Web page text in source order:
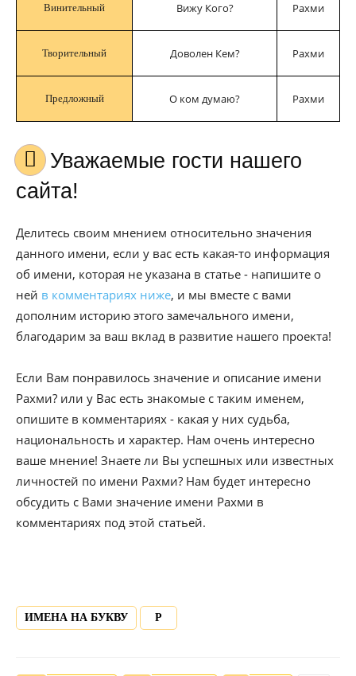
Винительный Вижу Кого? Рахми
Творительный Доволен Кем? Рахми
Предложный О ком думаю? Рахми
Уважаемые гости нашего
сайта!
Делитесь своим мнением относительно значения
данного имени, если у вас есть какая-то информация
об имени, которая не указана в статье - напишите о
ней в комментариях ниже, и мы вместе с вами
дополним историю этого замечального имени,
благодарим за ваш вклад в развитие нашего проекта!
Если Вам понравилось значение и описание имени
Рахми? или у Вас есть знакомые с таким именем,
опишите в комментариях - какая у них судьба,
национальность и характер. Нам очень интересно
ваше мнение! Знаете ли Вы успешных или известных
личностей по имени Рахми? Нам будет интересно
обсудить с Вами значение имени Рахми в
комментариях под этой статьей.
ИМЕНА НА БУКВУ Р